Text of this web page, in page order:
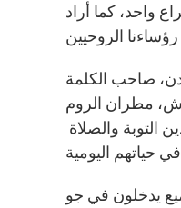
واحد، كما أراد
صاحب الكلمة
مطران الروم
التوبة والصلاة
يدخلون في جو